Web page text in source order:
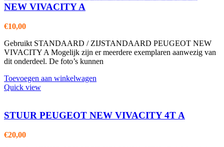
NEW VIVACITY A
€10,00
Gebruikt STANDAARD / ZIJSTANDAARD PEUGEOT NEW
VIVACITY A Mogelijk zijn er meerdere exemplaren aanwezig van
dit onderdeel. De foto’s kunnen
Toevoegen aan winkelwagen
Quick view
STUUR PEUGEOT NEW VIVACITY 4T A
€20,00